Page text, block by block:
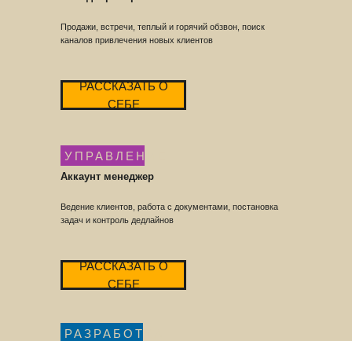
Продажи, встречи, теплый и горячий обзвон, поиск
каналов привлечения новых клиентов
РАССКАЗАТЬ О
СЕБЕ
Аккаунт менеджер
Ведение клиентов, работа с документами, постановка
задач и контроль дедлайнов
РАССКАЗАТЬ О
СЕБЕ
УПРАВЛЕНИЕ
РАЗРАБОТКА